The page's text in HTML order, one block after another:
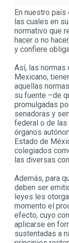
En nuestro
las cuales en
normativo que
hacer o no
y confiere
Así, las normas
Mexicano,
aquellas
su fuente –de
promulgadas
senadoras y
federal o de
órganos
Estado de
colegiados
las diversas
Además, para
deben ser
leyes les
momento el
efecto, cuyo
aplicarse en
sustentadas a